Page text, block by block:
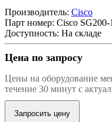
Производитель: Cisco
Парт номер: Cisco
Доступность: На складе
Цена по запросу
Цены на оборудование
течение 30 минут с
Запросить цену